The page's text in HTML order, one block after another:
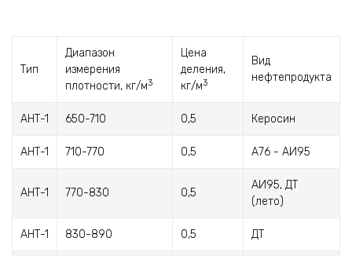
Тип
Диапазон
измерения
плотности, кг/м3
Цена
деления,
кг/м3
Вид
нефтепродукта
АНТ-1 650-710 0,5 Керосин
АНТ-1 710-770 0,5 А76 - АИ95
АНТ-1 770-830 0,5
АИ95, ДТ
(лето)
АНТ-1 830-890 0,5 ДТ